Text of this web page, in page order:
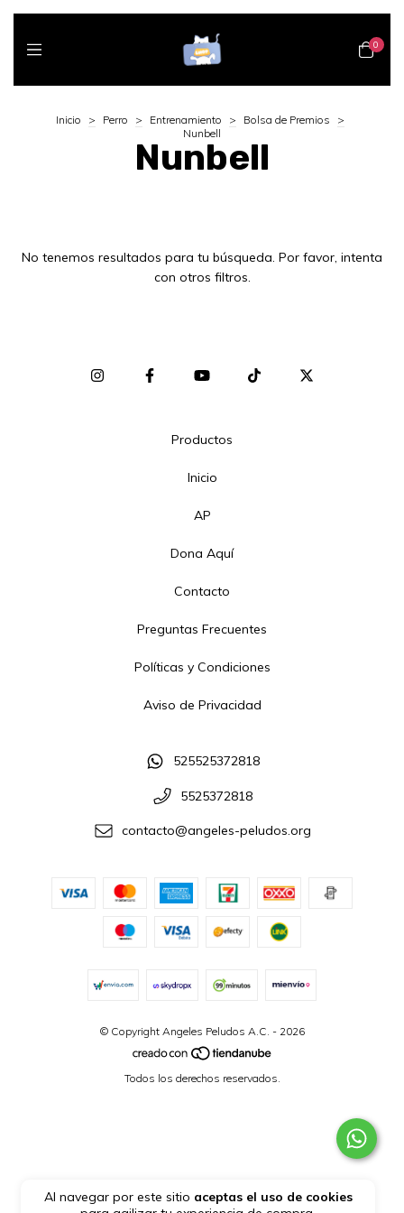
0
Al navegar por este sitio aceptas el uso de cookies
Inicio > Perro > Entrenamiento > Bolsa de Premios
>
Nunbell
Nunbell
No tenemos resultados para tu búsqueda. Por favor, intenta
con otros filtros.
Productos
Inicio
AP
Dona Aquí
Contacto
Preguntas Frecuentes
Políticas y Condiciones
Aviso de Privacidad
525525372818
5525372818
contacto@angeles-peludos.org
© Copyright Angeles Peludos A.C. - 2026
Todos los derechos reservados.